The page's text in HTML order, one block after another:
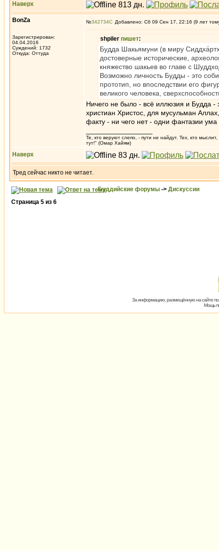
Наверх
BonZa
Зарегистрирован:
04.04.2016
Суждений: 1732
Откуда: Oттyдa
№342734 Добавлено: Сб 09 Сен 17, 22:16 (9 лет
shpiler пишет:
Будда Шакьямуни (в миру
достоверные исторические,
княжество шакьев во главе с
Возможно личность Будды - это
прототип, но впоследствии его
великого человека,
Ничего не было - всё иллюзия и Будда -
христиан Христос, для мусульман
факту - ни чего нет - одни фантазии
Те, кто веруют слепо, - пути не найдут. Тех, кто
тут!" (Омар Хайям)
Наверх
Тред сейчас никто не читает.
Буддийские форумы -> Дискуссии
Страница 5 из 6
За информацию, размещённую на сайте
Мощь